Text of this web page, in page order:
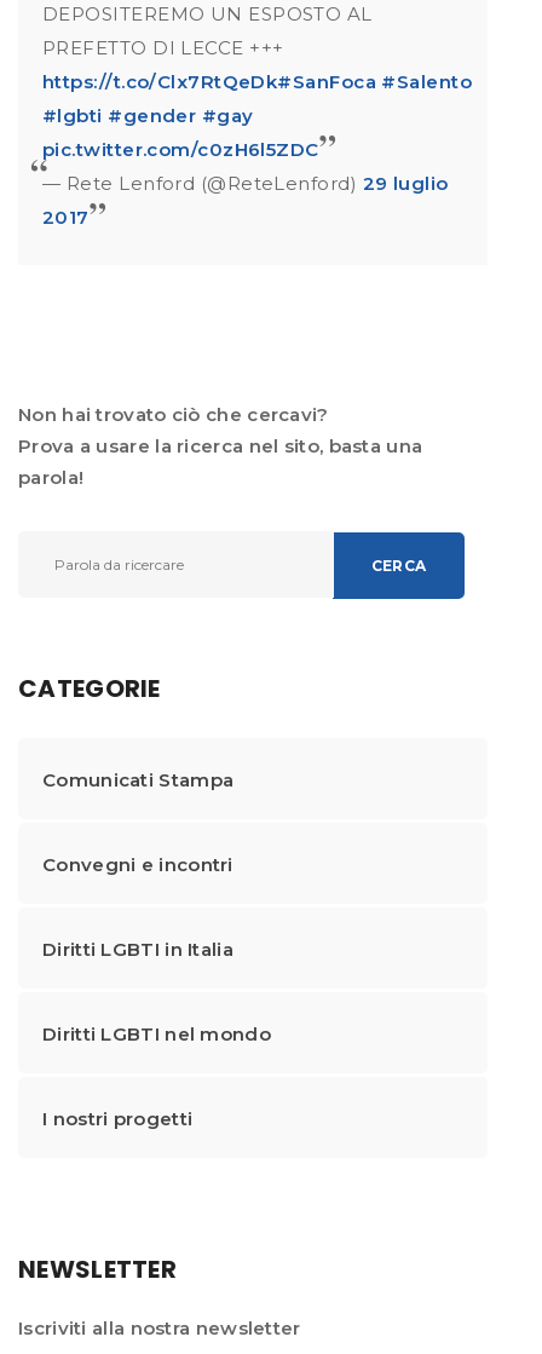
DEPOSITEREMO UN ESPOSTO AL
PREFETTO DI LECCE +++
https://t.co/Clx7RtQeDk#SanFoca #Salento
#lgbti #gender #gay
pic.twitter.com/c0zH6l5ZDC
— Rete Lenford (@ReteLenford) 29 luglio
2017
Non hai trovato ciò che cercavi?
Prova a usare la ricerca nel sito, basta una
parola!
CERCA
CATEGORIE
Comunicati Stampa
Convegni e incontri
Diritti LGBTI in Italia
Diritti LGBTI nel mondo
I nostri progetti
NEWSLETTER
Iscriviti alla nostra newsletter